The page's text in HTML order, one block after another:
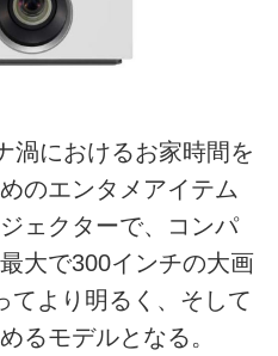
におけるお家時間を
のエンタメアイテム
ェクターで、コンパ
大で300インチの大画
てより明るく、そして
るモデルとなる。